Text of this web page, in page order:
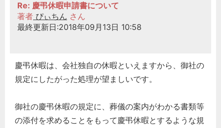
Re: 慶弔休暇申請書について
著者 ぴぃちん さん
最終更新日:2018年09月13日 10:58
慶弔休暇は、会社独自の休暇といえますから、御社の
規定にしたがった処理が望ましいです。
御社の慶弔休暇の規定に、葬儀の案内がわかる書類等
の添付を求めることをもって慶弔休暇とするような規